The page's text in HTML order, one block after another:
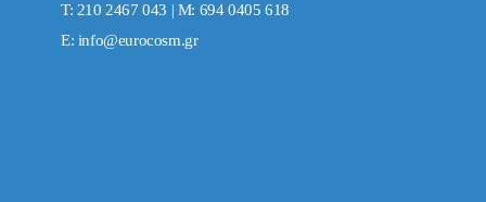
Τ: 210 2467 043 | Μ: 694 0405 618
E: info@eurocosm.gr